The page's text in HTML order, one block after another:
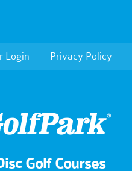
Login Privacy Policy
Golf Courses